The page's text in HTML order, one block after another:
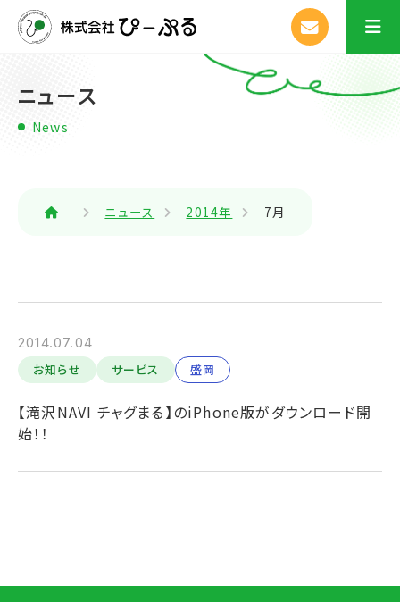
ニュース
News
ニュース 2014年 7月
2014.07.04
お知らせ
サービス 盛岡
【滝沢NAVI チャグまる】のiPhone版がダウンロード開
始！！